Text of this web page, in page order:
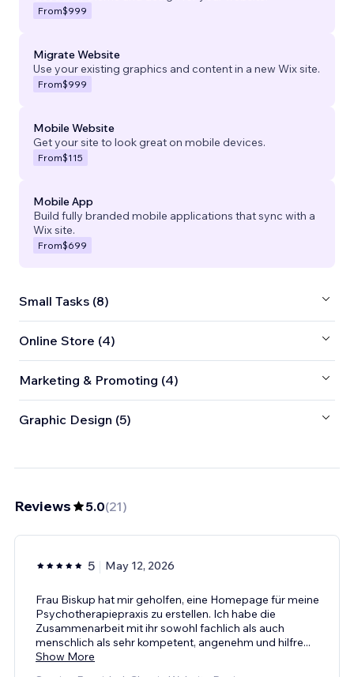
From$999
Migrate Website
Use your existing graphics and content in a new Wix site.
From$999
Mobile Website
Get your site to look great on mobile devices.
From$115
Mobile App
Build fully branded mobile applications that sync with a
Wix site.
From$699
Small Tasks (8)
Online Store (4)
Marketing & Promoting (4)
Graphic Design (5)
Reviews 5.0(21)
5 May 12, 2026
Frau Biskup hat mir geholfen, eine Homepage für meine
Psychotherapiepraxis zu erstellen. Ich habe die
Zusammenarbeit mit ihr sowohl fachlich als auch
menschlich als sehr kompetent, angenehm und hilfre...
Show More